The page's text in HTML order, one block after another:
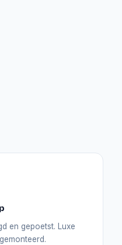
en gepoetst. Luxe